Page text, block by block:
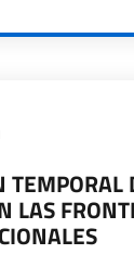
TEMPORAL
LAS